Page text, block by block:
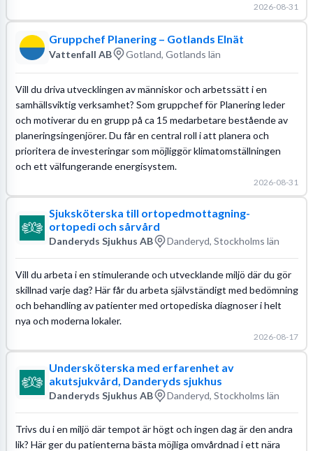
2026-08-31
Gruppchef Planering – Gotlands Elnät
Vattenfall AB Gotland, Gotlands län
Vill du driva utvecklingen av människor och arbetssätt i en
samhällsviktig verksamhet? Som gruppchef för Planering leder
och motiverar du en grupp på ca 15 medarbetare bestående av
planeringsingenjörer. Du får en central roll i att planera och
prioritera de investeringar som möjliggör klimatomställningen
och ett välfungerande energisystem.
2026-08-31
Sjuksköterska till ortopedmottagning-
ortopedi och sårvård
Danderyds Sjukhus AB Danderyd, Stockholms län
Vill du arbeta i en stimulerande och utvecklande miljö där du gör
skillnad varje dag? Här får du arbeta självständigt med bedömning
och behandling av patienter med ortopediska diagnoser i helt
nya och moderna lokaler.
2026-08-17
Undersköterska med erfarenhet av
akutsjukvård, Danderyds sjukhus
Danderyds Sjukhus AB Danderyd, Stockholms län
Trivs du i en miljö där tempot är högt och ingen dag är den andra
lik? Här ger du patienterna bästa möjliga omvårdnad i ett nära